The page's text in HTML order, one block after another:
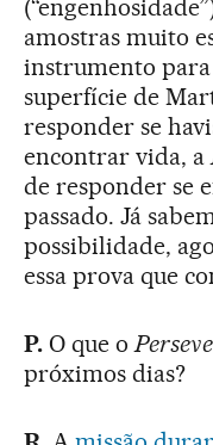
amostras muito
instrumento
superfície de
responder se
encontrar vida, a
de responder se
passado. Já
possibilidade,
essa prova que
P.O que o
próximos dias?